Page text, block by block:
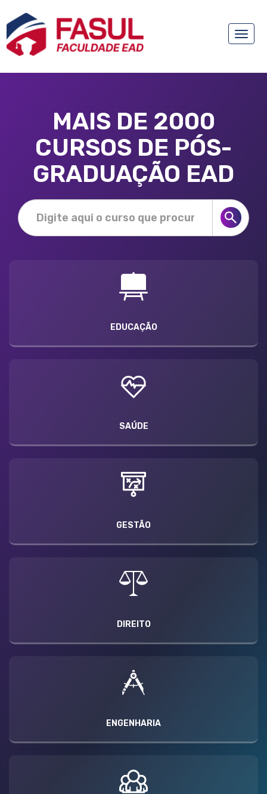
Toggle
MAIS DE 2000
CURSOS DE PÓS-
GRADUAÇÃO EAD
EDUCAÇÃO
SAÚDE
GESTÃO
DIREITO
ENGENHARIA